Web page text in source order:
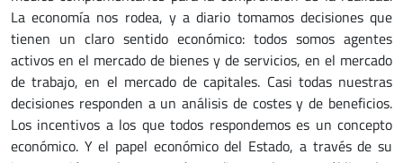
La economía nos rodea, y a diario tomamos decisiones que
tienen un claro sentido económico: todos somos agentes
activos en el mercado de bienes y de servicios, en el mercado
de trabajo, en el mercado de capitales. Casi todas nuestras
decisiones responden a un análisis de costes y de beneficios.
Los incentivos a los que todos respondemos es un concepto
económico. Y el papel económico del Estado, a través de su